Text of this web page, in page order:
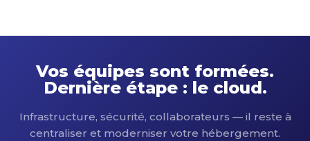
Vos équipes sont formées.
Dernière étape : le cloud.
Infrastructure, sécurité, collaborateurs — il reste à
centraliser et moderniser votre hébergement.